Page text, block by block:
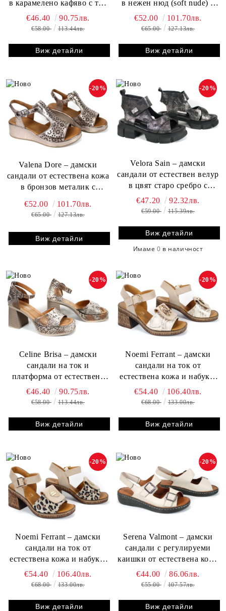
в карамелено кафяво с ток
и платформа
€46.40 90.75лв.
€58.00 113.44лв.
Виж детайли
в нежен нюд (soft nude) с
ниска платформа и
комфортна визия
€52.00 101.70лв.
€65.00 127.13лв.
Виж детайли
Valena Dore – дамски
сандали от естествена кожа
в бронзов металик с
перфорация и платформа
-20%
€52.00 101.70лв.
€65.00 127.13лв.
Виж детайли
Velora Sain – дамски
сандали от естествен велур
в цвят старо сребро с
масивно ходило
-20%
€47.20 92.32лв.
€59.00 115.39лв.
Виж детайли
Имаме0 в наличност
Celine Brisa – дамски
сандали на ток и
платформа от естествена
кожа със змийски принт в
кафяви нюанси
-20%
€46.40 90.75лв.
€58.00 113.44лв.
Виж детайли
Noemi Ferrant – дамски
сандали на ток от
естествена кожа и набук в
бежово със змийски принт
-20%
€54.40 106.40лв.
€68.00 133.00лв.
Виж детайли
Noemi Ferrant – дамски
сандали на ток от
естествена кожа и набук в
бежово с леопардов принт
-20%
€54.40 106.40лв.
€68.00 133.00лв.
Виж детайли
Serena Valmont – дамски
сандали с регулируеми
каишки от естествена кожа
в бежово (големи размери),
шито ходило, мека стелка
-20%
€44.00 86.06лв.
€55.00 107.57лв.
Виж детайли